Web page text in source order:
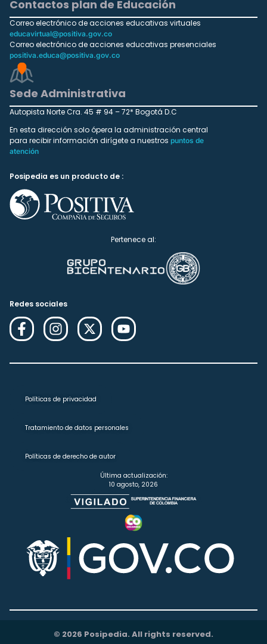
Contactos plan de Educación
Correo electrónico de acciones educativas virtuales
educavirtual@positiva.gov.co
Correo electrónico de acciones educativas presenciales
positiva.educa@positiva.gov.co
Sede Administrativa
Autopista Norte Cra. 45 # 94 – 72* Bogotá D.C
En esta dirección solo ópera la administración central
para recibir información dirígete a nuestros puntos de
atención
Posipedia es un producto de :
Pertenece al:
Redes sociales
Políticas de privacidad
Tratamiento de datos personales
Políticas de derecho de autor
Última actualización:
10 agosto, 2026
© 2026 Posipedia. All rights reserved.